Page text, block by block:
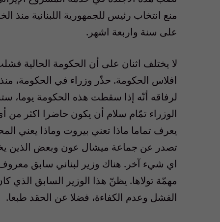
على سنة واربعة اشهر.
لا يختلف اثنان على أن الحكومة الحالية
افلاس الحكومة. حذّر وزراء في الحكومة،
لرفاقه أنّه إذا سقطت هذه الحكومة
الوزراء تمّام سلام أن يكون حاضرا اكثر
يعرف تماما ماذا تعني بيروت وماذا يعني
تصدر عن جماعة ميشال عون وبعض الذين
اي شيء آخر. هناك وزير لبناني سابق
مهمّة تولاها. يظنّ هذا الوزير السابق
الفشل وعدم الكفاءة، فضلا عن الحقد طبعا.